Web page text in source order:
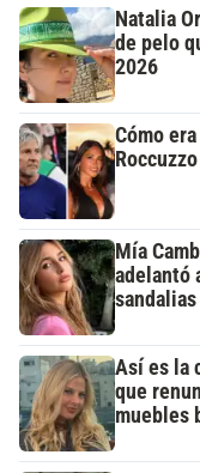
Natalia
de pelo
2026
Cómo
Mía
adelantó
Así es la
que
muebles